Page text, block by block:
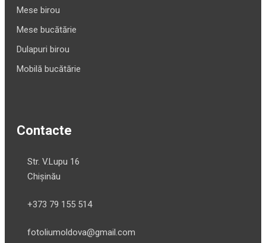
Mese birou
Mese bucătărie
Dulapuri birou
Mobilă bucătărie
Contacte
Str. V.Lupu 16
Chișinău
+373 79 155 514
fotoliumoldova@gmail.com